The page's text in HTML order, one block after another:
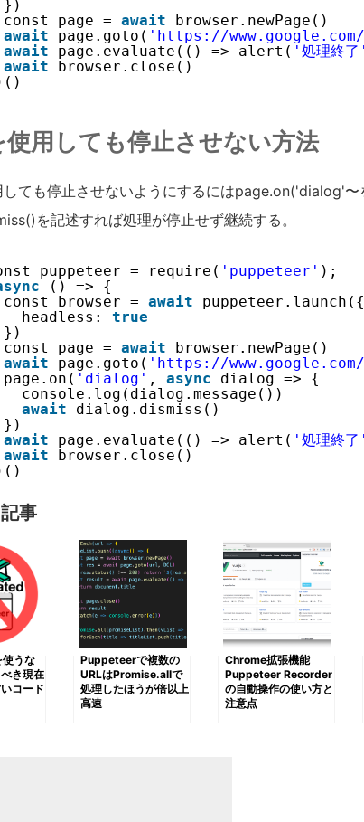
})
const page = await
browser.newPage()
await
page.goto( ' https://www.google.com/
await
page.evaluate(() => alert( '処理終了'
await
browser.close()
用しても停止させない方法
ても停止させないようにするにはpage.on('dialog'
を記述すれば処理が停止せず継続する。
puppeteer = require( 'puppeteer' );
() => {
const browser = await
puppeteer.launch({
headless: true
})
const page = await
browser.newPage()
await
page.goto( ' https://www.google.com/
page.on( 'dialog' , async
dialog => {
console.log(dialog.message())
await
dialog.dismiss()
})
await
page.evaluate(() => alert( '処理終了'
await
browser.close()
事
うな
き現在
コード
Puppeteerで複数の
URLはPromise.allで
処理したほうが倍以上
高速
Chrome拡張機能
Puppeteer Recorder
の自動操作の使い方と
注意点